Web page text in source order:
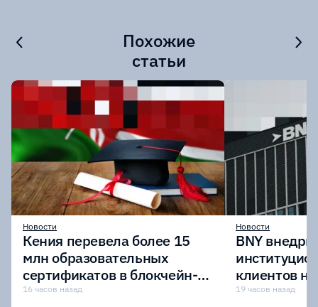
Похожие
статьи
Новости
Кения перевела более 15
млн образовательных
сертификатов в блокчейн-
сеть Avalanche
16 часов назад
Новости
BNY
клиентов
Digital Asset
19 часов назад